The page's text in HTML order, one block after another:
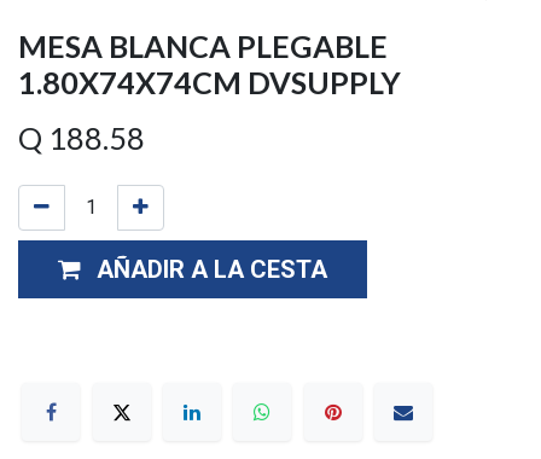
MESA BLANCA PLEGABLE
1.80X74X74CM DVSUPPLY
Q 188.58
AÑADIR A LA CESTA